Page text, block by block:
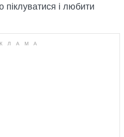
і любити